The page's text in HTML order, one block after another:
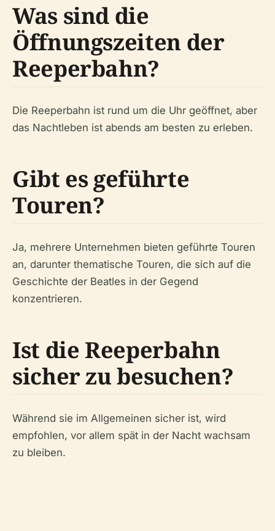
Was sind die
Öffnungszeiten der
Reeperbahn?
Die Reeperbahn ist rund um die Uhr geöffnet, aber
das Nachtleben ist abends am besten zu erleben.
Gibt es geführte
Touren?
Ja, mehrere Unternehmen bieten geführte Touren
an, darunter thematische Touren, die sich auf die
Geschichte der Beatles in der Gegend
konzentrieren.
Ist die Reeperbahn
sicher zu besuchen?
Während sie im Allgemeinen sicher ist, wird
empfohlen, vor allem spät in der Nacht wachsam
zu bleiben.